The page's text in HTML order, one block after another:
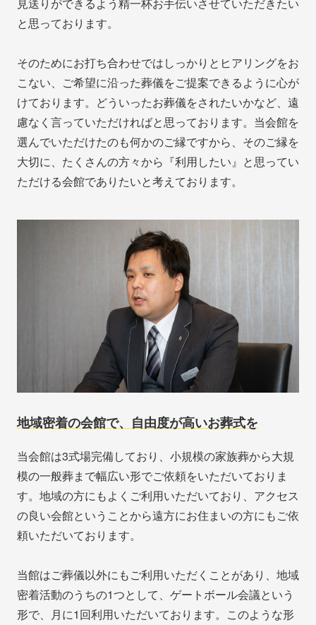
見送りができるよう精一杯お手伝いさせていただきたい
と思っております。
そのためにお打ち合わせではしっかりとヒアリングをお
こない、ご希望に沿った葬儀をご提案できるように心が
けております。どういったお葬儀をされたいかなど、遠
慮なく言っていただければと思っております。当会館を
選んでいただけたのも何かのご縁ですから、そのご縁を
大切に、たくさんの方々から『利用したい』と思ってい
ただける会館でありたいと考えております。
地域密着の会館で、自由度が高いお葬式を
当会館は3式場完備しており、小規模の家族葬から大規
模の一般葬まで幅広い形でご依頼をいただいておりま
す。地域の方にもよくご利用いただいており、アクセス
の良い会館ということから遠方にお住まいの方にもご依
頼いただいております。
当館はご葬儀以外にもご利用いただくことがあり、地域
密着活動のうちの1つとして、ゲートボール会議という
形で、月に1回利用いただいております。このような形